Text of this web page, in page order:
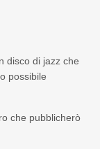
disco di jazz che
possibile
che pubblicherò